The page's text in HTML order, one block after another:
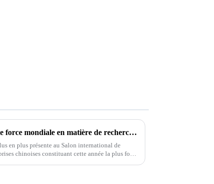
La Chine deviendra la principale force mondiale en matière de recherche et de développement de véhicules électriques
en plus présente au Salon international de
chinoises constituant cette année la plus forte